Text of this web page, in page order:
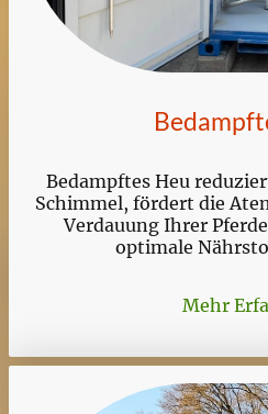
Bedampftes Heu
Schimmel, fördert die
Verdauung Ihrer
optimale
Mehr